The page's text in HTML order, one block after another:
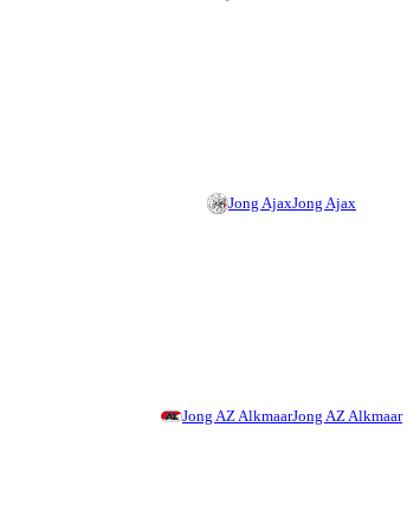
Jong AjaxJong Ajax
Jong AZ AlkmaarJong AZ Alkmaar